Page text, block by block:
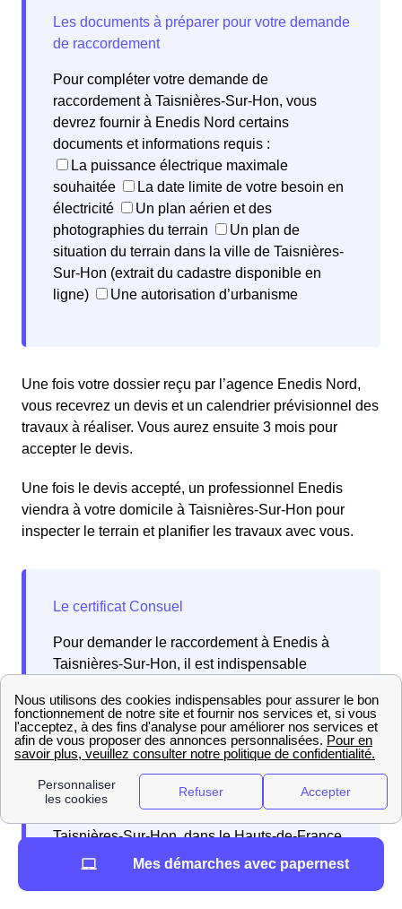
Pour compléter votre demande de
raccordement à Taisnières-Sur-Hon, vous
devrez fournir à Enedis Nord certains
documents et informations requis :
La puissance électrique maximale
souhaitée
La date limite de votre besoin en
électricité
Un plan aérien et des
photographies du terrain
Un plan de
situation du terrain dans la ville de Taisnières-
Sur-Hon (extrait du cadastre disponible en
ligne)
Une autorisation d’urbanisme
Une fois votre dossier reçu par l’agence Enedis Nord,
vous recevrez un devis et un calendrier prévisionnel des
travaux à réaliser. Vous aurez ensuite 3 mois pour
accepter le devis.
Une fois le devis accepté, un professionnel Enedis
viendra à votre domicile à Taisnières-Sur-Hon pour
inspecter le terrain et planifier les travaux avec vous.
Pour demander le raccordement à Enedis à
Taisnières-Sur-Hon, il est indispensable
confirme que les installations électriques de
votre bâtiment respectent les normes
françaises en vigueur. Les Taisniéroises et les
Taisniérois doivent donc suivre cette procédure
pour garantir la mise en service conforme de
leur installation électrique dans la ville de
Taisnières-Sur-Hon, dans le Hauts-de-France.
Mes démarches avec papernest